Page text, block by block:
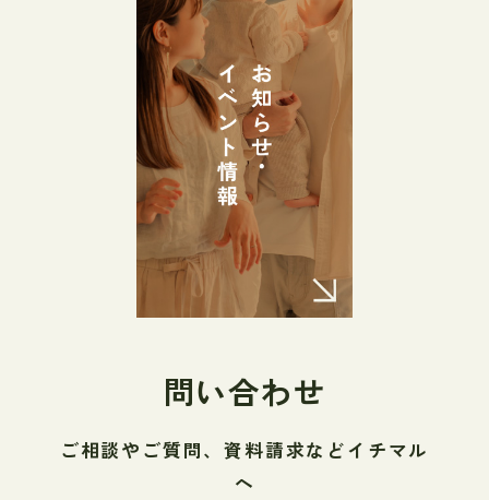
問い合わせ
ご相談やご質問、資料請求などイチマル
へ